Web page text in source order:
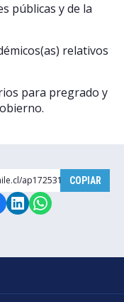
públicas y de la
relativos
para pregrado y
ap172531 COPIAR